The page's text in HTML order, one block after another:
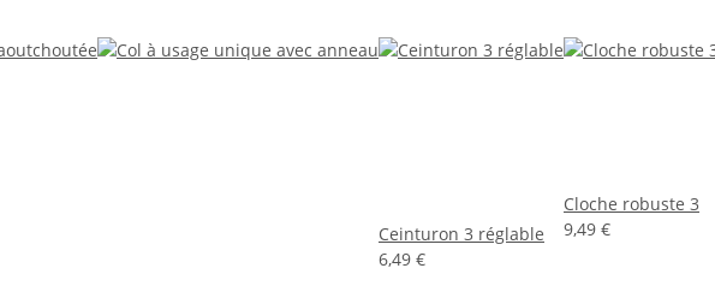
Ceinturon 3 réglable
6,49 €
Cloche robuste 3
9,49 €